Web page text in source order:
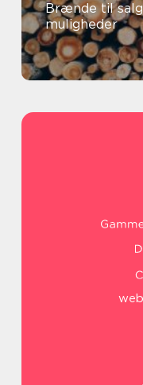
Brænde til
muligheder